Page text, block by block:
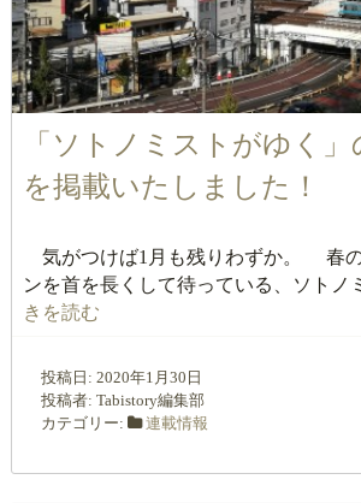
「ソトノミストがゆく
を掲載いたしました！
気がつけば1月も残りわずか。 春
ンを首を長くして待っている、ソトノ
きを読む
投稿日: 2020年1月30日
投稿者: Tabistory編集部
カテゴリー:
連載情報